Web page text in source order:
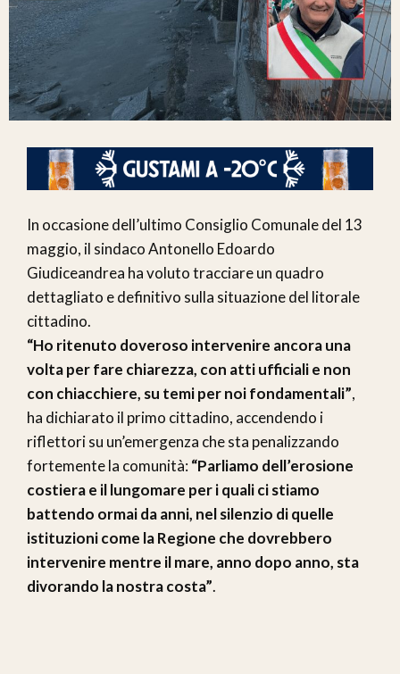
In occasione dell’ultimo Consiglio Comunale del 13
maggio, il sindaco Antonello Edoardo
Giudiceandrea ha voluto tracciare un quadro
dettagliato e definitivo sulla situazione del litorale
cittadino.
“Ho ritenuto doveroso intervenire ancora una
volta per fare chiarezza, con atti ufficiali e non
con chiacchiere, su temi per noi fondamentali”,
ha dichiarato il primo cittadino, accendendo i
riflettori su un’emergenza che sta penalizzando
fortemente la comunità: “Parliamo dell’erosione
costiera e il lungomare per i quali ci stiamo
battendo ormai da anni, nel silenzio di quelle
istituzioni come la Regione che dovrebbero
intervenire mentre il mare, anno dopo anno, sta
divorando la nostra costa”.